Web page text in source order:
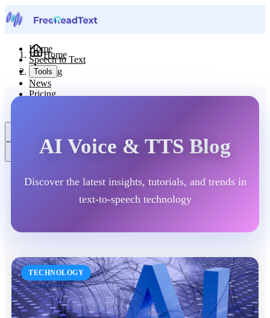
Home
Speech to Text
Tools
News
Pricing
Home
Blog
AI Voice & TTS Blog
Discover the latest insights, tutorials, and trends in
text-to-speech technology
TECHNOLOGY